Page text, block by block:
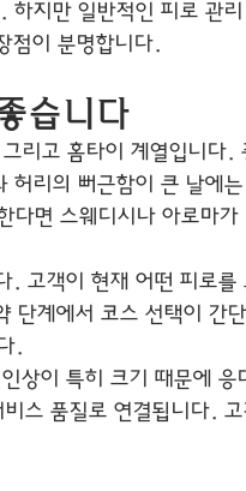
하지만 일반적인 피로 관
점이 분명합니다.
습니다
리고 홈타이 계열입니다.
허리의 뻐근함이 큰 날에
다면 스웨디시나 아로마가
. 고객이 현재 어떤 피로를
단계에서 코스 선택이 간
.
상이 특히 크기 때문에 응
스 품질로 연결됩니다.